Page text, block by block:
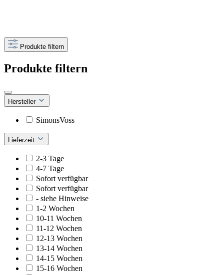
Produkte filtern
Produkte filtern
Hersteller
SimonsVoss
Lieferzeit
2-3 Tage
4-7 Tage
Sofort verfügbar
Sofort verfügbar
- siehe Hinweise
1-2 Wochen
10-11 Wochen
11-12 Wochen
12-13 Wochen
13-14 Wochen
14-15 Wochen
15-16 Wochen